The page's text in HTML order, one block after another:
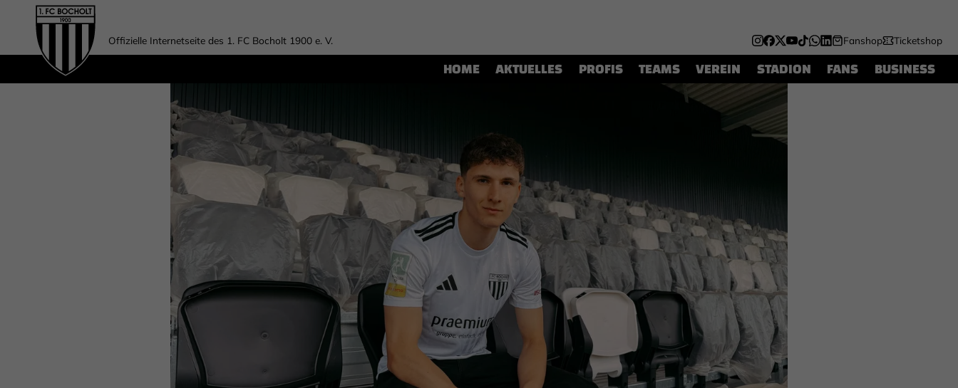
Offizielle Internetseite des 1. FC Bocholt 1900 e. V. Fanshop Ticketshop
HOME AKTUELLES PROFIS TEAMS VEREIN STADION FANS BUSINESS